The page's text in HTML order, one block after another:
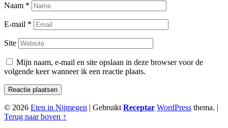
Naam *
E-mail *
Site
Mijn naam, e-mail en site opslaan in deze browser voor de
volgende keer wanneer ik een reactie plaats.
© 2026 Eten in Nijmegen | Gebruikt Receptar WordPress thema. |
Terug naar boven ↑